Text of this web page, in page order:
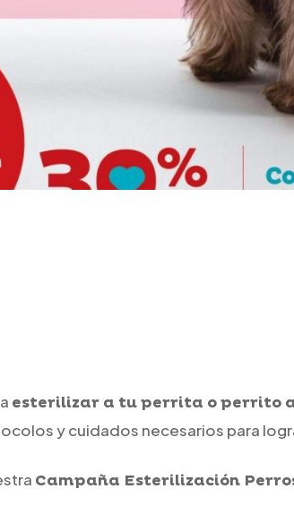
esterilizar a tu perrita o perrito
y cuidados necesarios para
Campaña Esterilización